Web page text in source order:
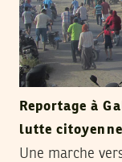
Reportage à
lutte
Une marche